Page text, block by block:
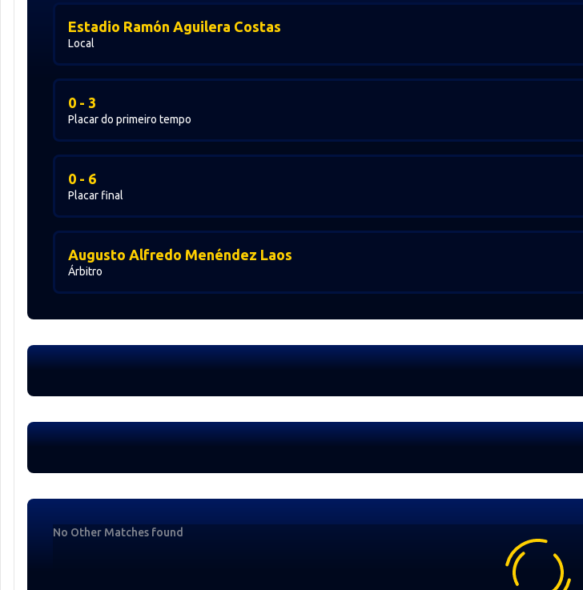
Local
Estadio Ramón Aguilera Costas
Placar do primeiro tempo
0 - 3
Placar final
0 - 6
Árbitro
Augusto Alfredo Menéndez Laos
No Other Matches found